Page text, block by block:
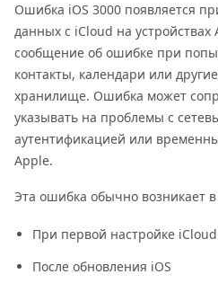
Ошибка iOS 3000 появляется
данных с iCloud на
сообщение об ошибке при
контакты, календари или
хранилище. Ошибка может
указывать на проблемы с
аутентификацией или
Apple.
Эта ошибка обычно возникает
При первой настройке
После обновления iOS